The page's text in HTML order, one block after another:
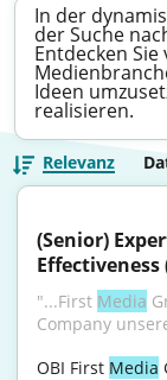
In der
der Suche
Entdecken
Ideen
realisieren.
Relevanz
(Senior)
"...First Media
Company
OBI First Media